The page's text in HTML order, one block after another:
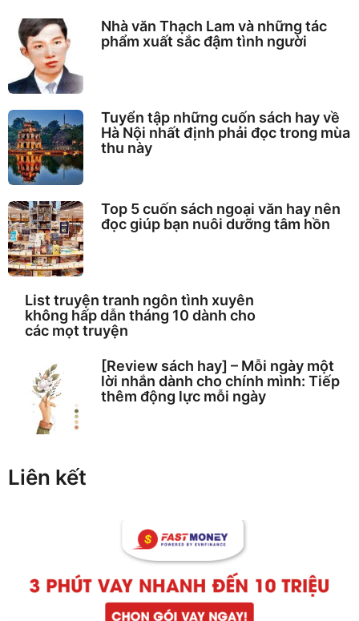
Nhà văn Thạch Lam và những tác
phẩm xuất sắc đậm tình người
Tuyển tập những cuốn sách hay về
Hà Nội nhất định phải đọc trong mùa
thu này
Top 5 cuốn sách ngoại văn hay nên
đọc giúp bạn nuôi dưỡng tâm hồn
List truyện tranh ngôn tình xuyên
không hấp dẫn tháng 10 dành cho
các mọt truyện
[Review sách hay] – Mỗi ngày một
lời nhắn dành cho chính mình: Tiếp
thêm động lực mỗi ngày
Liên kết